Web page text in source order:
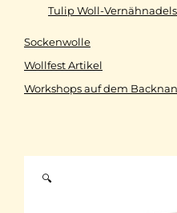
🔍
Tulip Woll-
Sockenwolle
Wollfest Artikel
Workshops auf dem